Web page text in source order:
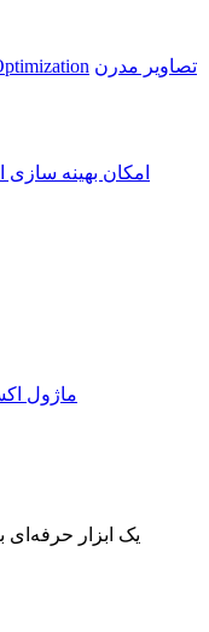
تصاویر مدرن
امکان بهینه
ماژول